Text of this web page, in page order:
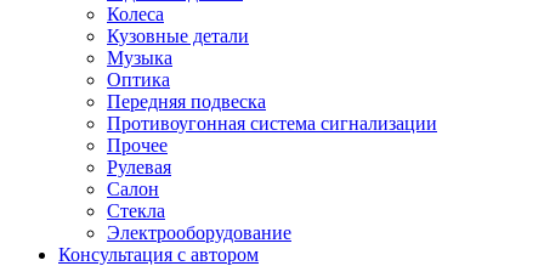
Колеса
Кузовные детали
Музыка
Оптика
Передняя подвеска
Противоугонная система сигнализации
Прочее
Рулевая
Салон
Стекла
Электрооборудование
Консультация с автором